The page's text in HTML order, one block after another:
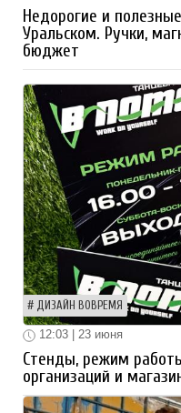
Недорогие и
Уральском. Ручки,
бюджет
ДИЗАЙН ВОВРЕМЯ
12:03 | 23 июня
Стенды, режим
организаций и